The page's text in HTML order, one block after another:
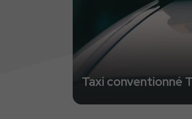
Taxi conventionné